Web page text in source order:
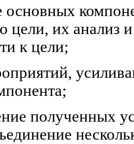
основных
цели, их анализ
к цели;
полученных